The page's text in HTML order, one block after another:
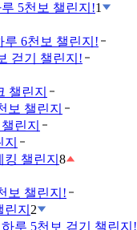
5천보 챌린지!1
루 6천보 챌린지!
걷기 챌린지!
챌린지
보 챌린지
린지
챌린지 8
보 챌린지!
지 2
루 5천보 걷기 챌린지!